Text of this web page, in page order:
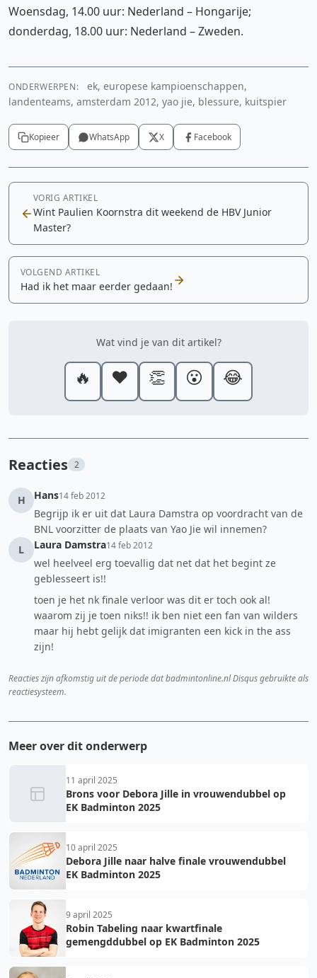
Woensdag, 14.00 uur: Nederland – Hongarije;
donderdag, 18.00 uur: Nederland – Zweden.
ONDERWERPEN:
ek, europese kampioenschappen,
landenteams, amsterdam 2012, yao jie, blessure, kuitspier
Kopieer WhatsApp X Facebook
VORIG ARTIKEL
Wint Paulien Koornstra dit weekend de HBV Junior
Master?
VOLGEND ARTIKEL
Had ik het maar eerder gedaan!
Wat vind je van dit artikel?
🔥 ❤️ 👏 😮 😂
Reacties 2
H Hans14 feb 2012
Begrijp ik er uit dat Laura Damstra op voordracht van de
BNL voorzitter de plaats van Yao Jie wil innemen?
L
Laura Damstra14 feb 2012
wel heelveel erg toevallig dat net dat het begint ze
geblesseert is!!
toen je het nk finale verloor was dit er toch ook al!
waarom zij je toen niks!! ik ben niet een fan van wilders
maar hij hebt gelijk dat imigranten een kick in the ass
zijn!
Reacties zijn afkomstig uit de periode dat badmintonline.nl Disqus gebruikte als
reactiesysteem.
Meer over dit onderwerp
11 april 2025
Brons voor Debora Jille in vrouwendubbel op
EK Badminton 2025
10 april 2025
Debora Jille naar halve finale vrouwendubbel
EK Badminton 2025
9 april 2025
Robin Tabeling naar kwartfinale
gemengddubbel op EK Badminton 2025